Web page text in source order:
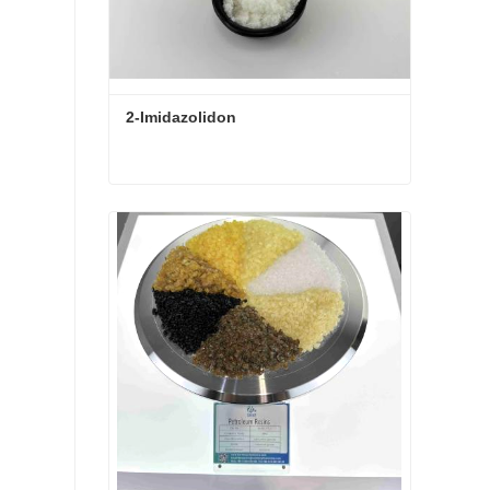
2-Imidazolidon
2-Imidazolidon
Kontaktieren Sie mich jetzt